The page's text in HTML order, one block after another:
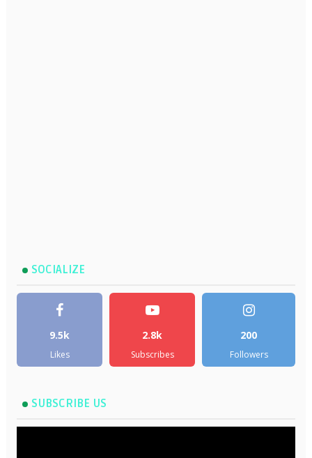
SOCIALIZE
9.5k
Likes
2.8k
Subscribes
200
Followers
SUBSCRIBE US